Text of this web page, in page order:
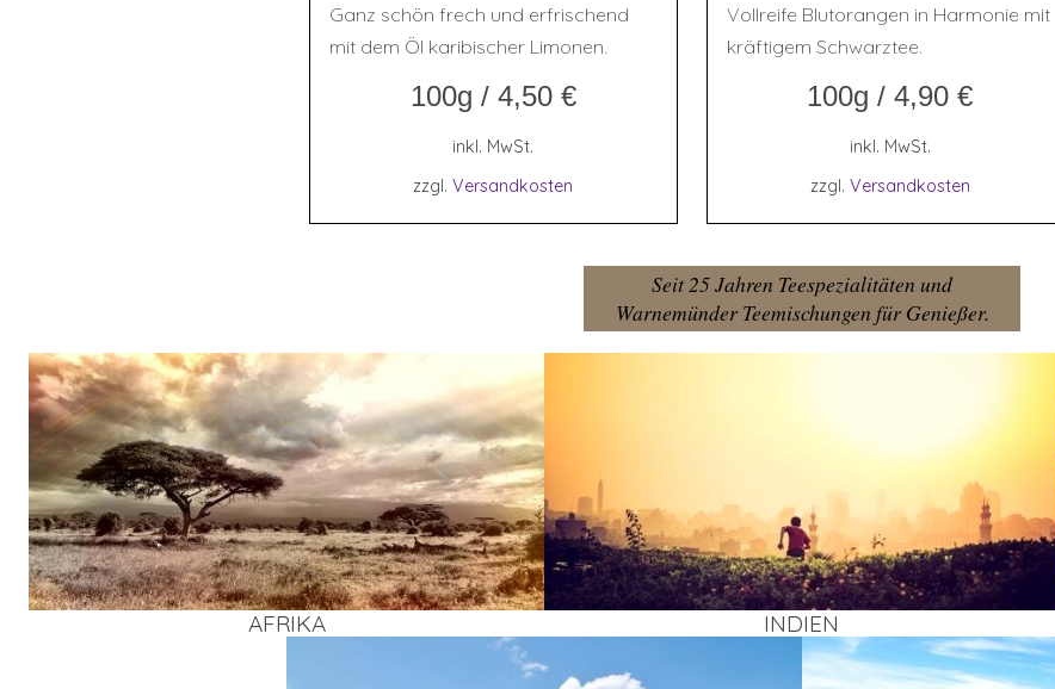
Ganz schön frech und erfrischend
mit dem Öl karibischer Limonen.
100g / 4,50 €
inkl. MwSt.
zzgl.Versandkosten
Vollreife Blutorangen in Harmonie mit
kräftigem Schwarztee.
100g /4,90€
inkl. MwSt.
zzgl. Versandkosten
Seit 25 Jahren Teespezialitäten und
Warnemünder Teemischungen für Genießer.
AFRI­KA INDI­EN